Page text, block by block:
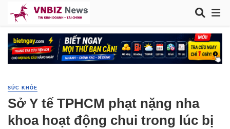
SỨC KHỎE
Sở Y tế TPHCM phạt nặng nha
khoa hoạt động chui trong lúc bị